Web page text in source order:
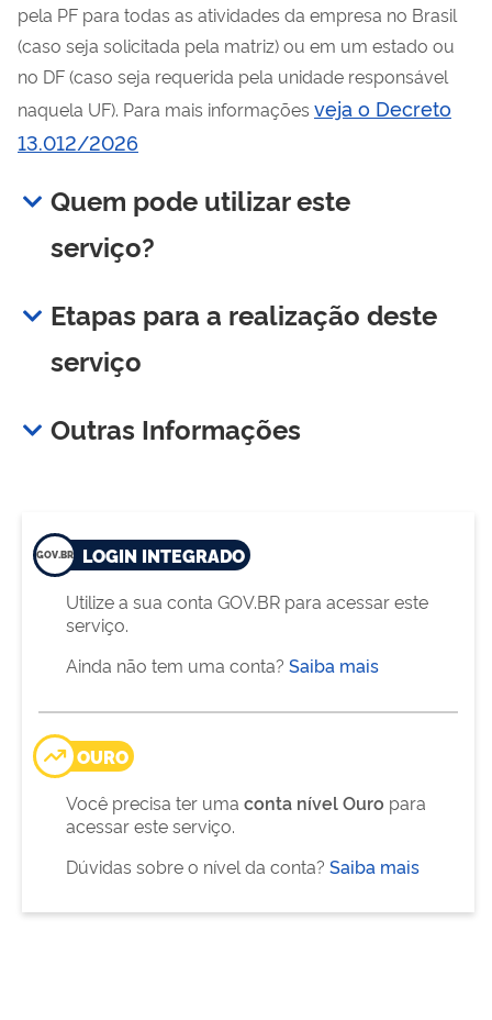
pela PF para todas as atividades da empresa no Brasil
(caso seja solicitada pela matriz) ou em um estado ou
no DF (caso seja requerida pela unidade responsável
naquela UF). Para mais informações veja o Decreto
13.012/2026
Quem pode utilizar este
serviço?
Etapas para a realização deste
serviço
Outras Informações
LOGIN INTEGRADO
Utilize a sua conta GOV.BR para acessar este
serviço.
Ainda não tem uma conta? Saiba mais
OURO
Você precisa ter uma conta nível Ouro para
acessar este serviço.
Dúvidas sobre o nível da conta? Saiba mais